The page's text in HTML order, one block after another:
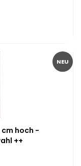
NEU
cm hoch -
++